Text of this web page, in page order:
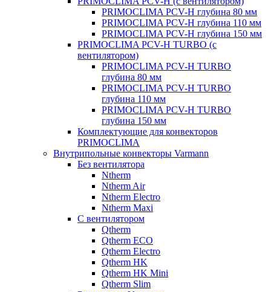
PRIMOCLIMA PCV-H глубина 80 мм
PRIMOCLIMA PCV-H глубина 110 мм
PRIMOCLIMA PCV-H глубина 150 мм
PRIMOCLIMA PCV-H TURBO (c
вентилятором)
PRIMOCLIMA PCV-H TURBO
глубина 80 мм
PRIMOCLIMA PCV-H TURBO
глубина 110 мм
PRIMOCLIMA PCV-H TURBO
глубина 150 мм
Комплектующие для конвекторов
PRIMOCLIMA
Внутрипольные конвекторы Varmann
Без вентилятора
Ntherm
Ntherm Air
Ntherm Electro
Ntherm Maxi
С вентилятором
Qtherm
Qtherm ECO
Qtherm Electro
Qtherm HK
Qtherm HK Mini
Qtherm Slim